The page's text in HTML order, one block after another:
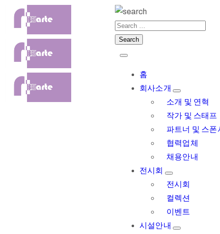
홈
회사소개
소개 및 연혁
작가 및 스태프
파트너 및 스폰
협력업체
채용안내
전시회
전시회
컬렉션
이벤트
시설안내